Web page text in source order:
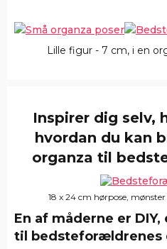
Lille figur - 7 cm, i en
Inspirer dig selv,
hvordan du kan
organza til
18 x 24 cm hørpose,
En af måderne er
til bedsteforældrenes